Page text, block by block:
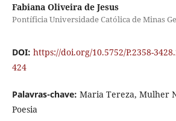
Fabiana Oliveira de Jesus
Pontíficia Universidade Católica de Minas
DOI: https://doi.org/10.5752/P.2358-
424
Palavras-chave: Maria Tereza, Mulher
Poesia